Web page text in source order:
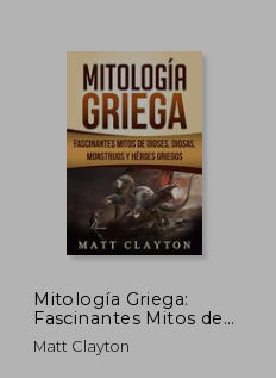
45%
dcto. $
Mitología Griega:
Fascinantes Mitos de
Dioses, Diosas,
Monstruos y Héroes
Matt Clayton